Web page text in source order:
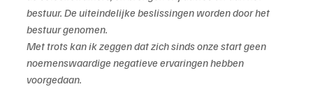
bestuur. De uiteindelijke beslissingen worden door het
bestuur genomen.
Met trots kan ik zeggen dat zich sinds onze start geen
noemenswaardige negatieve ervaringen hebben
voorgedaan.